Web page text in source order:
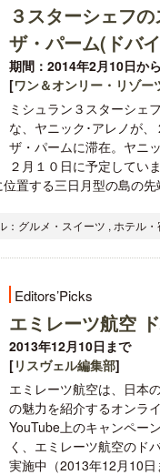
３スターシェフ
ザ・パーム(ドバ
期間：2014年2月10日から
[ワン＆オンリー・リゾー
ミシュラン３スターシェ
な、ヤニック･アレノが
ザ・パームに滞在。ヤニ
２月１０日に予定してい
置する三日月型の島の
グルメ・スイーツ , ホテル・
Editors’Picks
エミレーツ航空
2013年12月10日まで
[リスヴェル編集部]
エミレーツ航空は、日本
の魅力を紹介するオンラ
YouTube上のキャンペー
く、エミレーツ航空のド
実施中（2013年12月10